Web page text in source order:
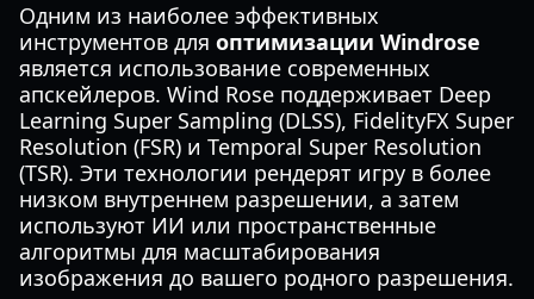
Одним из наиболее эффективных
инструментов для оптимизации Windrose
является использование современных
апскейлеров. Wind Rose поддерживает Deep
Learning Super Sampling (DLSS), FidelityFX Super
Resolution (FSR) и Temporal Super Resolution
(TSR). Эти технологии рендерят игру в более
низком внутреннем разрешении, а затем
используют ИИ или пространственные
алгоритмы для масштабирования
изображения до вашего родного разрешения.